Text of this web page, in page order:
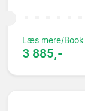
Læs mere/Book
3 885,-